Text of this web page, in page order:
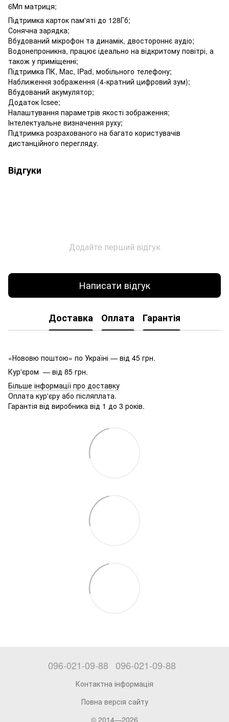
6Мп матриця;
Підтримка карток пам'яті до 128Гб;
Сонячна зарядка;
Вбудований мікрофон та динамік, двостороннє аудіо;
Водонепроникна, працює ідеально на відкритому повітрі, а
також у приміщенні;
Підтримка ПК, Mac, IPad, мобільного телефону;
Наближення зображення (4-кратний цифровий зум);
Вбудований акумулятор;
Додаток Icsee;
Налаштування параметрів якості зображення;
Інтелектуальне визначення руху;
Підтримка розрахованого на багато користувачів
дистанційного перегляду.
Відгуки
Додайте перший відгук
Написати відгук
Доставка Оплата Гарантія
«Нововю поштою» по Україні — від 45 грн.
Кур'єром — від 85 грн.
Більше інформації про доставку
Оплата кур'єру або післяплата.
Гарантія від виробника від 1 до 3 років.
096-021-09-88 096-021-09-88
Контактна інформація
Повна версія сайту
© 2014—2026